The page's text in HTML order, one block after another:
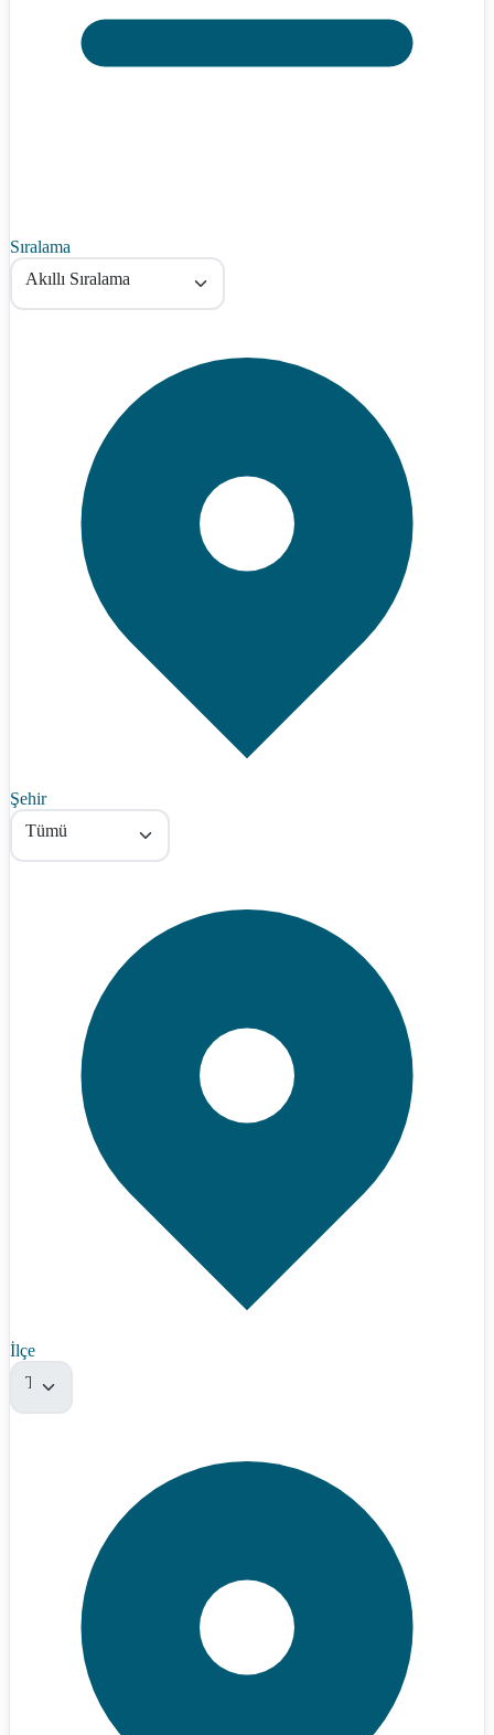
Sıralama
Akıllı Sıralama
Şehir
Tümü
İlçe
Tümü